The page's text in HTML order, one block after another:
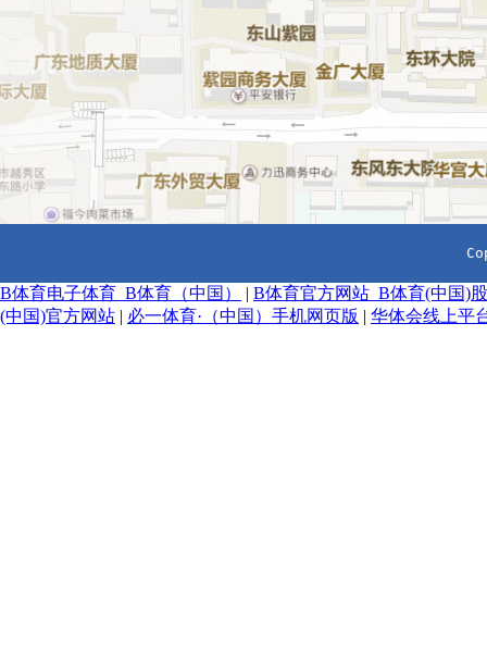
B体育电子体育_B体育（中国） | B体育官方网站_B体育(中国)
(中国)官方网站 | 必一体育·（中国）手机网页版 | 华体会线上平